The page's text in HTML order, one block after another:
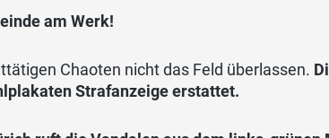
am Werk!
Chaoten nicht das Feld überlassen.
Strafanzeige erstattet.